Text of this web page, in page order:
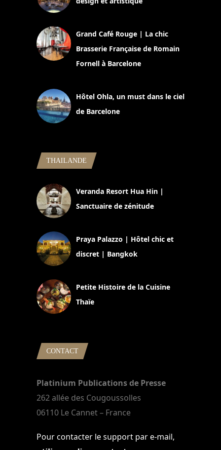
Grand Café Rouge | La chic
Brasserie Française de Romain
Fornell à Barcelone
Hôtel Ohla, un must dans le ciel
de Barcelone
THAILANDE
Veranda Resort Hua Hin |
Sanctuaire de zénitude
Praya Palazzo | Hôtel chic et
discret | Bangkok
Petite Histoire de la Cuisine
Thaïe
CONTACT
Platinium Publications de Presse
262 allée des Cougoussolles
06110 Le Cannet – France
Pour contacter le support par e-mail,